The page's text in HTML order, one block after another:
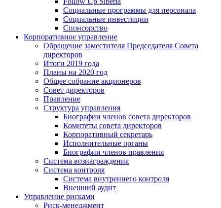
Социальные программы для персонала
Социальные инвестиции
Спонсорство
Корпоративное управление
Обращение заместителя Председателя Совета
директоров
Итоги 2019 года
Планы на 2020 год
Общее собрание акционеров
Совет директоров
Правление
Структура управления
Биографии членов совета директоров
Комитеты совета директоров
Корпоративный секретарь
Исполнительные органы
Биографии членов правления
Система вознаграждения
Система контроля
Система внутреннего контроля
Внешний аудит
Управление рисками
Риск-менеджмент